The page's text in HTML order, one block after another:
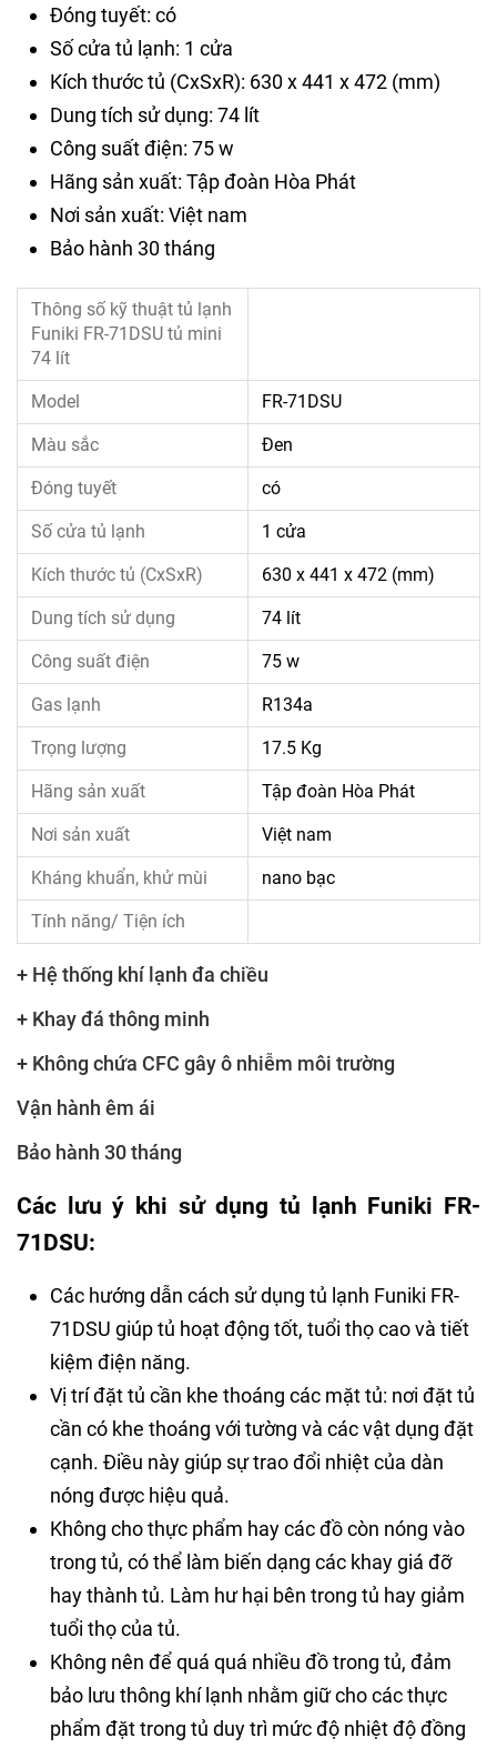
Đóng tuyết: có
Số cửa tủ lạnh: 1 cửa
Kích thước tủ (CxSxR): 630 x 441 x 472 (mm)
Dung tích sử dụng: 74 lít
Công suất điện: 75 w
Hãng sản xuất: Tập đoàn Hòa Phát
Nơi sản xuất: Việt nam
Bảo hành 30 tháng
Thông số kỹ thuật tủ lạnh
Funiki FR-71DSU tủ mini
74 lít
Model FR-71DSU
Màu sắc Đen
Đóng tuyết có
Số cửa tủ lạnh 1 cửa
Kích thước tủ (CxSxR) 630 x 441 x 472 (mm)
Dung tích sử dụng 74 lít
Công suất điện 75 w
Gas lạnh R134a
Trọng lượng 17.5 Kg
Hãng sản xuất Tập đoàn Hòa Phát
Nơi sản xuất Việt nam
Kháng khuẩn, khử mùi nano bạc
Tính năng/ Tiện ích
+ Hệ thống khí lạnh đa chiều
+ Khay đá thông minh
+ Không chứa CFC gây ô nhiễm môi trường
Vận hành êm ái
Bảo hành 30 tháng
Các lưu ý khi sử dụng tủ lạnh Funiki FR-
71DSU:
Các hướng dẫn cách sử dụng tủ lạnh Funiki FR-
71DSU giúp tủ hoạt động tốt, tuổi thọ cao và tiết
kiệm điện năng.
Vị trí đặt tủ cần khe thoáng các mặt tủ: nơi đặt tủ
cần có khe thoáng với tường và các vật dụng đặt
cạnh. Điều này giúp sự trao đổi nhiệt của dàn
nóng được hiệu quả.
Không cho thực phẩm hay các đồ còn nóng vào
trong tủ, có thể làm biến dạng các khay giá đỡ
hay thành tủ. Làm hư hại bên trong tủ hay giảm
tuổi thọ của tủ.
Không nên để quá quá nhiều đồ trong tủ, đảm
bảo lưu thông khí lạnh nhằm giữ cho các thực
phẩm đặt trong tủ duy trì mức độ nhiệt độ đồng